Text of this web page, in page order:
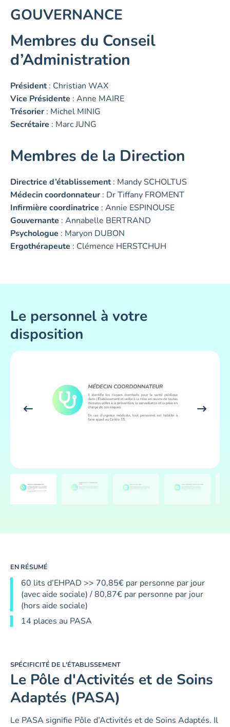
GOUVERNANCE
Membres du Conseil
d’Administration
Président: Christian WAX
Vice Présidente : Anne MAIRE
Trésorier : Michel MINIG
Secrétaire : Marc JUNG
Membres de la Direction
Directrice d’établissement: Mandy SCHOLTUS
Médecin coordonnateur : Dr Tiffany FROMENT
Infirmière coordinatrice : Annie ESPINOUSE
Gouvernante : Annabelle BERTRAND
Psychologue : Maryon DUBON
Ergothérapeute : Clémence HERSTCHUH
Le personnel à votre
disposition
EN RÉSUMÉ
60 lits d’EHPAD >> 70,85€ par personne par jour
(avec aide sociale) / 80,87€ par personne par jour
(hors aide sociale)
14 places au PASA
SPÉCIFICITÉ DE L'ÉTABLISSEMENT
Le Pôle d'Activités et de Soins
Adaptés (PASA)
Le PASA signifie Pôle d’Activités et de Soins Adaptés. Il